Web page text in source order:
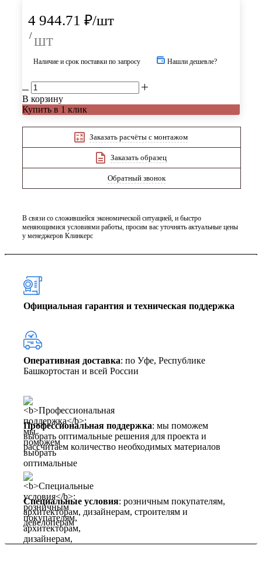
4 944.71 ₽/шт
/ шт
Наличие и срок поставки по запросу Нашли дешевле?
В корзину
Купить в 1 клик
Заказать расчёты с монтажом
Заказать образец
Обратный звонок
В связи со сложившейся экономической ситуацией, и быстро
меняющимися условиями работы, просим вас уточнять актуальные цены
у менеджеров Клинкерс
Официальная гарантия и техническая поддержка
Оперативная доставка: по Уфе, Республике
Башкортостан и всей России
Профессиональная поддержка: мы поможем
выбрать оптимальные решения для проекта и
рассчитаем количество необходимых материалов
Специальные условия: розничным покупателям,
архитекторам, дизайнерам, строителям и
девелоперам